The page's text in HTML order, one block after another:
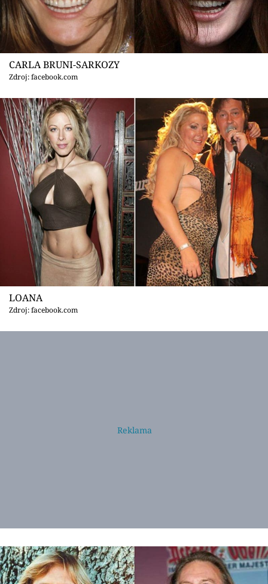
CARLA BRUNI-SARKOZY
Zdroj: facebook.com
LOANA
Zdroj: facebook.com